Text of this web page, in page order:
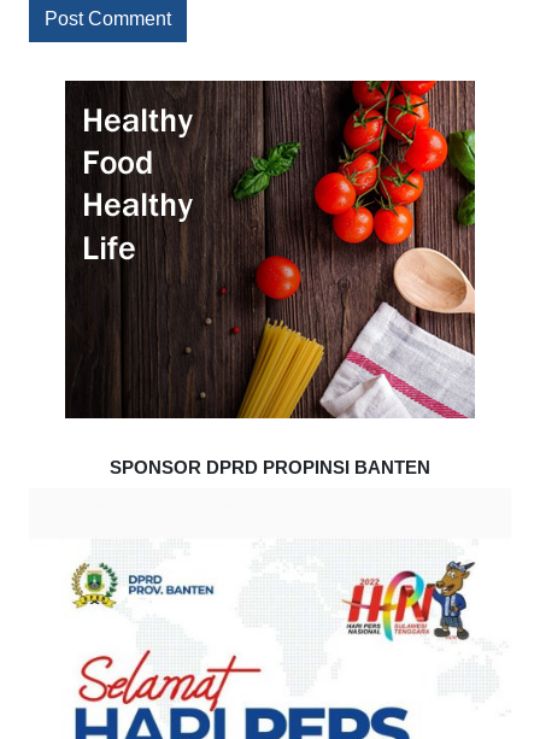
SPONSOR DPRD PROPINSI BANTEN